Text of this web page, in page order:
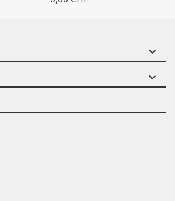
keyboard_arrow_down
keyboard_arrow_down